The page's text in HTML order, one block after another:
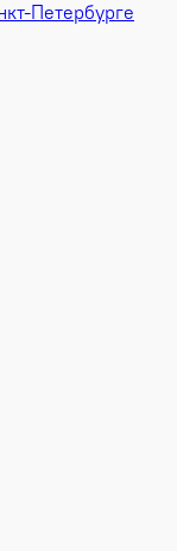
Петербурге